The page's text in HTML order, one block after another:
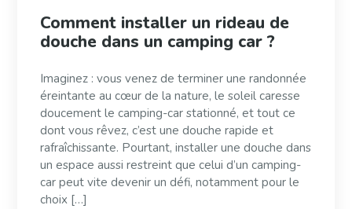
Comment installer un rideau de
douche dans un camping car ?
Imaginez : vous venez de terminer une randonnée
éreintante au cœur de la nature, le soleil caresse
doucement le camping-car stationné, et tout ce
dont vous rêvez, c’est une douche rapide et
rafraîchissante. Pourtant, installer une douche dans
un espace aussi restreint que celui d’un camping-
car peut vite devenir un défi, notamment pour le
choix […]